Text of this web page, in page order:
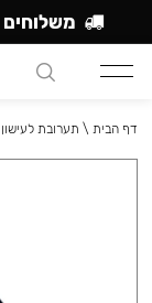
דף הבית \ תערובת לעישון
משלוחים